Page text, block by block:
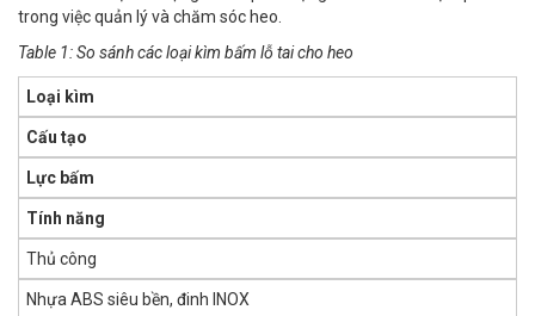
trong việc quản lý và chăm sóc heo.
Table 1: So sánh các loại kìm bấm lỗ tai cho heo
Loại kìm
Cấu tạo
Lực bấm
Tính năng
Thủ công
Nhựa ABS siêu bền, đinh INOX